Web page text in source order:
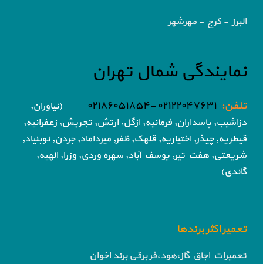
البرز - کرج - مهرشهر
نمایندگی شمال تهران
تلفن: ۰۲۱۲۲۰۴۷۶۳۱ -۰۲۱۸۶۰۵۱۸۵۴
(نیاوران,
دزاشیب, پاسداران, فرمانیه, ازگل, ارتش, تجریش, زعفرانیه,
قیطریه, چیذر, اختیاریه, قلهک, ظفر, میرداماد, جردن, نوبنیاد,
شریعتی, هفت تیر, یوسف آباد, سهره وردی, وزرا, الهیه,
گاندی)
تعمیر اکثر برندها
تعمیرات اجاق گاز،هود،فر برقی برند اخوان